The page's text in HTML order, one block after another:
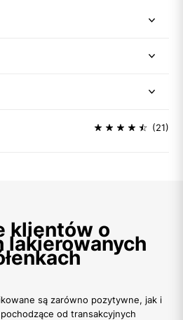
(21)
klientów o
lakierowanych
są zarówno pozytywne, jak i
od transakcyjnych